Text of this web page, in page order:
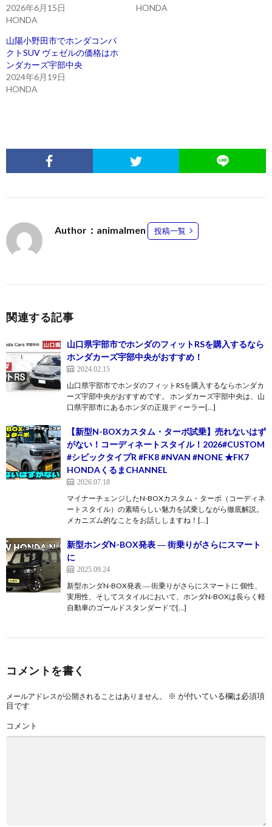
2026年6月15日
HONDA
HONDA
山陽小野田市でホンダコンパ
クトSUV ヴェゼルの価格はホ
ンダカーズ宇部中央
2024年6月19日
HONDA
Author：animalmen 投稿一覧
関連する記事
山口県宇部市でホンダのフィットRSを購入するなら
ホンダカーズ宇部中央がおすすめ！
2024.02.15
山口県宇部市でホンダのフィットRSを購入するならホンダカ
ーズ宇部中央がおすすめです。 ホンダカーズ宇部中央は、山
口県宇部市にあるホンダの正規ディーラー[…]
【新型N-BOXカスタム・ターボ試乗】売れないはず
がない！コーディネートスタイル！2026#CUSTOM
#シビックタイプR #FK8 #NVAN #NONE ★FK7
HONDAくるまCHANNEL
2026.07.18
マイナーチェンジしたN-BOXカスタム・ターボ（コーディネ
ートスタイル）の素晴らしい魅力を試乗しながら徹底解説。
メカニズム的なことをお話ししますね！[…]
新型ホンダN-BOX発表 ― 街乗りがさらにスマート
に
2025.09.24
新型ホンダN-BOX発表 ― 街乗りがさらにスマートに 個性、
実用性、そしてスタイルにおいて、ホンダN-BOXは長らく軽
自動車のゴールドスタンダードで[…]
コメントを書く
メールアドレスが公開されることはありません。 ※ が付いている欄は必須項
目です
コメント